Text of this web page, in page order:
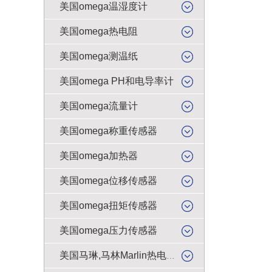
美国omega温湿度计
美国omega热电阻
美国omega测温纸
美国omega PH和电导率计
美国omega流量计
美国omega称重传感器
美国omega加热器
美国omega位移传感器
美国omega扭矩传感器
美国omega压力传感器